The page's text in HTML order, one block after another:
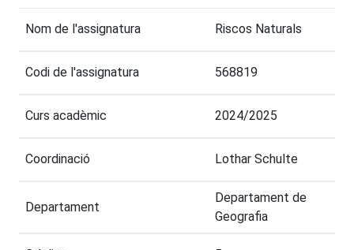
Nom de l'assignatura Riscos Naturals
Codi de l'assignatura 568819
Curs acadèmic 2024/2025
Coordinació Lothar Schulte
Departament
Departament de
Geografia